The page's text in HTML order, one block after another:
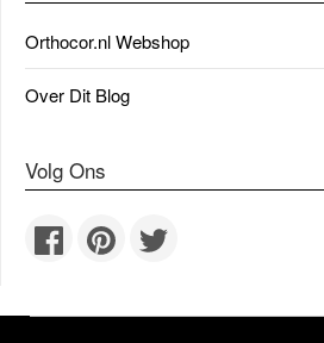
Orthocor.nl Webshop
Over Dit Blog
Volg Ons